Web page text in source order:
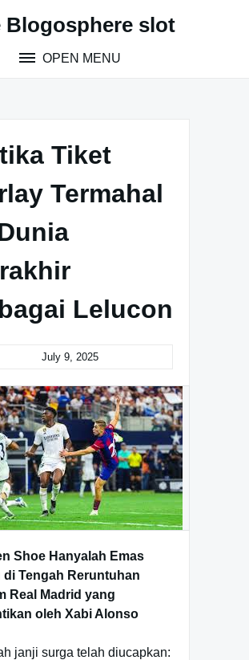
Blogosphere slot
OPEN MENU
Tiket
Termahal
Lelucon
July 9, 2025
Shoe Hanyalah Emas
di Tengah Reruntuhan
Real Madrid yang
oleh Xabi Alonso
janji surga telah diucapkan: